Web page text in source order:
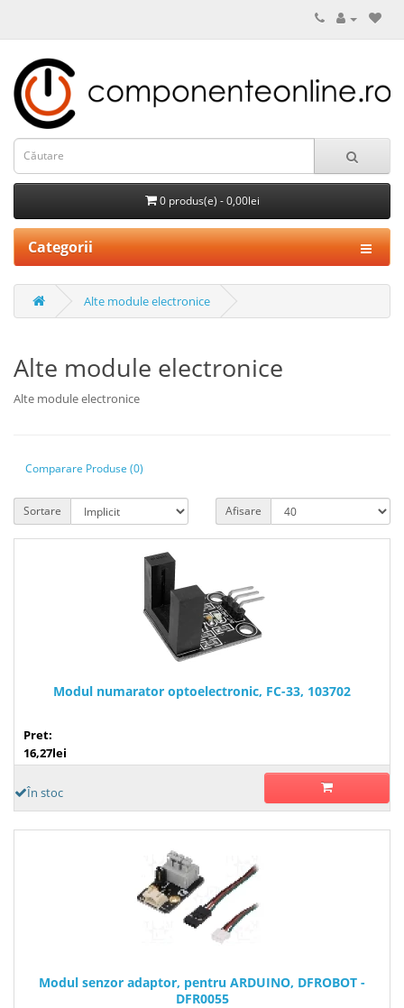
0 produs(e) - 0,00lei
Categorii
Alte module electronice
Alte module electronice
Alte module electronice
Comparare Produse (0)
Sortare Afisare
Modul numarator optoelectronic, FC-33, 103702
Pret:
16,27lei
În stoc
Modul senzor adaptor, pentru ARDUINO, DFROBOT -
DFR0055